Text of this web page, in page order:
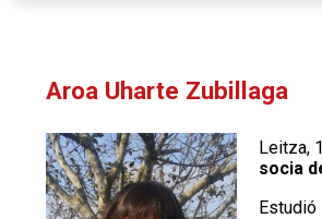
Aroa Uharte Zubillaga
Leitza,
socia
Estudió